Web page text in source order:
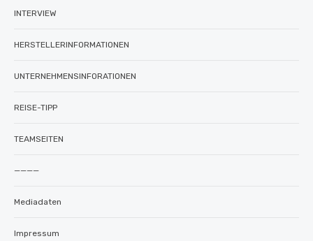
INTERVIEW
HERSTELLERINFORMATIONEN
UNTERNEHMENSINFORATIONEN
REISE-TIPP
TEAMSEITEN
————
Mediadaten
Impressum